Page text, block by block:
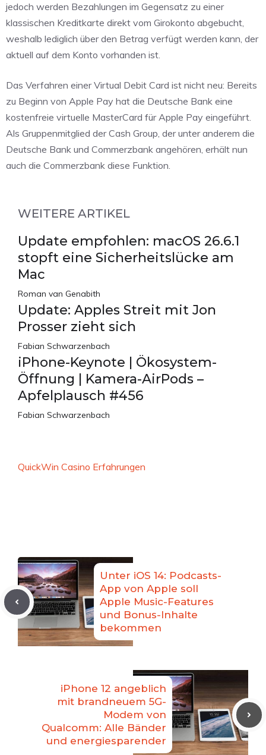
jedoch werden Bezahlungen im Gegensatz zu einer
klassischen Kreditkarte direkt vom Girokonto abgebucht,
weshalb lediglich über den Betrag verfügt werden kann, der
aktuell auf dem Konto vorhanden ist.
Das Verfahren einer Virtual Debit Card ist nicht neu: Bereits
zu Beginn von Apple Pay hat die Deutsche Bank eine
kostenfreie virtuelle MasterCard für Apple Pay eingeführt.
Als Gruppenmitglied der Cash Group, der unter anderem die
Deutsche Bank und Commerzbank angehören, erhält nun
auch die Commerzbank diese Funktion.
WEITERE ARTIKEL
Update empfohlen: macOS 26.6.1
stopft eine Sicherheitslücke am
Mac
Roman van Genabith
Update: Apples Streit mit Jon
Prosser zieht sich
Fabian Schwarzenbach
iPhone-Keynote | Ökosystem-
Öffnung | Kamera-AirPods –
Apfelplausch #456
Fabian Schwarzenbach
QuickWin Casino Erfahrungen
Unter iOS 14: Podcasts-
App von Apple soll
Apple Music-Features
und Bonus-Inhalte
bekommen
iPhone 12 angeblich
mit brandneuem 5G-
Modem von
Qualcomm: Alle Bänder
und energiesparender